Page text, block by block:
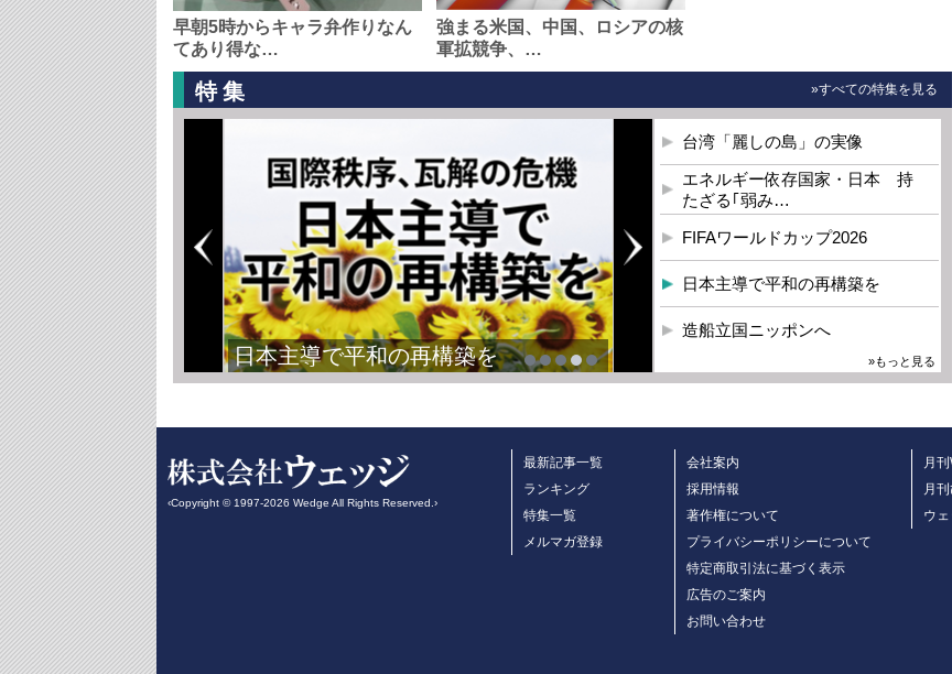
早朝5時からキャラ弁作りなん
てあり得な…
強まる米国、中国、ロシアの核
軍拡競争、…
特集 »すべての特集を見る
日本主導で平和の再構築を
台湾「麗しの島」の実像
エネルギー依存国家・日本 持
たざる｢弱み…
FIFAワールドカップ2026
日本主導で平和の再構築を
造船立国ニッポンへ
»もっと見る
‹Copyright © 1997-2026 Wedge All Rights Reserved.›
最新記事一覧
ランキング
特集一覧
メルマガ登録
会社案内
採用情報
著作権について
プライバシーポリシーについて
特定商取引法に基づく表示
広告のご案内
お問い合わせ
月
月
ウ